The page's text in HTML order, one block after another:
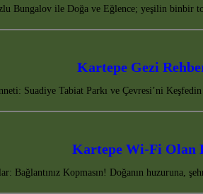
Bungalov ile Doğa ve Eğlence; yeşilin binbir
Kartepe Gezi
Suadiye Tabiat Parkı ve Çevresi’ni
Kartepe Wi-Fi Olan
Bağlantınız Kopmasın! Doğanın huzuruna,